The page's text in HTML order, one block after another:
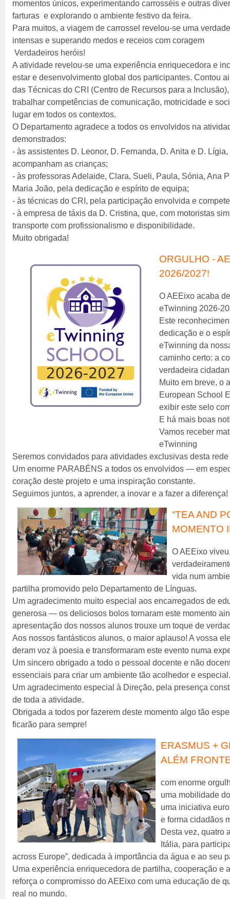
momentos únicos, experimentando carrosséis e outras
farturas e explorando o ambiente festivo da feira.
Para muitos, a viagem de carrossel revelou-se uma
intensas e superando medos e receios com coragem
Verdadeiros heróis!
A atividade revelou-se uma experiência enriquecedora e
estar e desenvolvimento global dos participantes. Contou
das Técnicas do CRI (Centro de Recursos para a
trabalhar competências de comunicação, motricidade e
lugar em todos os contextos.
O Departamento agradece a todos os envolvidos na
demonstrados:
- às assistentes D. Leonor, D. Fernanda, D. Anita e D.
acompanham as crianças;
- às professoras Adelaide, Clara, Sueli, Paula, Sónia, Ana
Maria João, pela dedicação e espírito de equipa;
- às técnicas do CRI, pela participação envolvida e
- à empresa de táxis da D. Cristina, que, com motoristas
transporte com profissionalismo e disponibilidade.
Muito obrigada!
ORGULHO -
2026/2027!
O AEEixo acaba
eTwinning 2026-
Este
dedicação e o
eTwinning da
caminho certo: a
verdadeira
Muito em breve, o
European School
exibir este selo
E há mais boas
Vamos receber
eTwinning
Seremos convidados para atividades exclusivas desta
Um enorme PARABÉNS a todos os envolvidos — em
coração deste projeto e uma inspiração constante.
Seguimos juntos, a aprender, a inovar e a fazer a diferença!
“TEA AND
MOMENTO
O AEEixo
vida num
partilha promovido pelo Departamento de Línguas.
Um agradecimento muito especial aos encarregados de
generosa — os deliciosos bolos tornaram este momento
apresentação dos nossos alunos trouxe um toque de
Aos nossos fantásticos alunos, o maior aplauso! A vossa
deram voz à poesia e transformaram este evento numa
Um sincero obrigado a todo o pessoal docente e não
essenciais para criar um ambiente tão acolhedor e
Um agradecimento especial à Direção, pela presença
de toda a atividade.
Obrigada a todos por fazerem deste momento algo tão
ficarão para sempre!
ERASMUS +
ALÉM
com enorme
uma mobilidade
uma iniciativa
e forma cidadãos
Desta vez, quatro
Itália, para
across Europe”, dedicada à importância da água e ao seu
Uma experiência enriquecedora de partilha, cooperação e
reforça o compromisso do AEEixo com uma educação de
real no mundo.